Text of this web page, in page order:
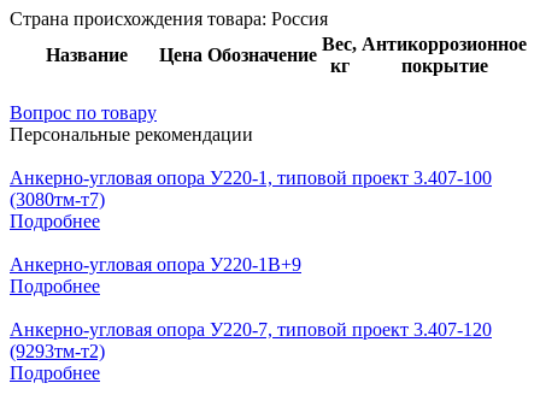
Страна происхождения товара: Россия
Название
Цена Обозначение
Вес,
кг
Антикоррозионное
покрытие
Вопрос по товару
Персональные рекомендации
Анкерно-угловая опора У220-1, типовой проект 3.407-100
(3080тм-т7)
Подробнее
Анкерно-угловая опора У220-1В+9
Подробнее
Анкерно-угловая опора У220-7, типовой проект 3.407-120
(9293тм-т2)
Подробнее